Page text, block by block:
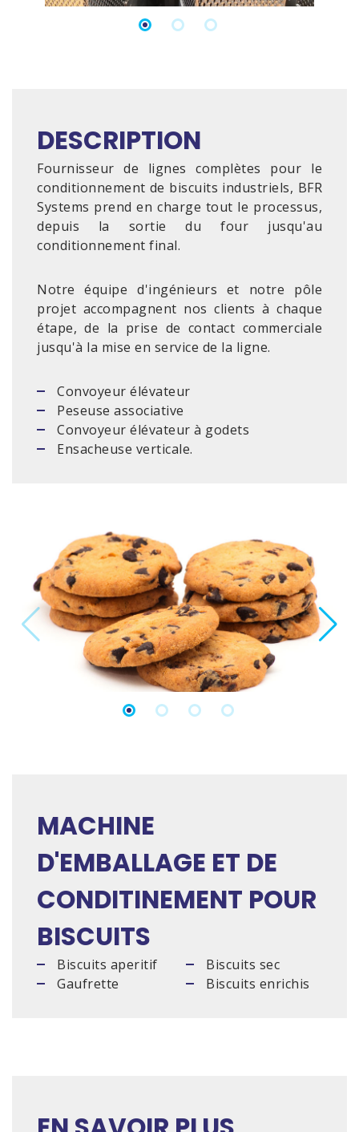
DESCRIPTION
Fournisseur de lignes complètes pour le
conditionnement de biscuits industriels, BFR
Systems prend en charge tout le processus,
depuis la sortie du four jusqu'au
conditionnement final.
Notre équipe d'ingénieurs et notre pôle
projet accompagnent nos clients à chaque
étape, de la prise de contact commerciale
jusqu'à la mise en service de la ligne.
Convoyeur élévateur
Peseuse associative
Convoyeur élévateur à godets
Ensacheuse verticale.
MACHINE
D'EMBALLAGE ET DE
CONDITINEMENT POUR
BISCUITS
Biscuits aperitif
Gaufrette
Biscuits sec
Biscuits enrichis